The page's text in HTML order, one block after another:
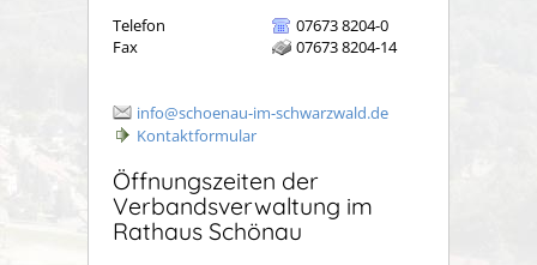
Telefon
07673 8204-0
Fax
07673 8204-14
info@schoenau-im-schwarzwald.de
Kontaktformular
Öffnungszeiten der
Verbandsverwaltung im
Rathaus Schönau